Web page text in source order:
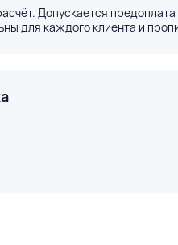
Допускается
для каждого клиента и